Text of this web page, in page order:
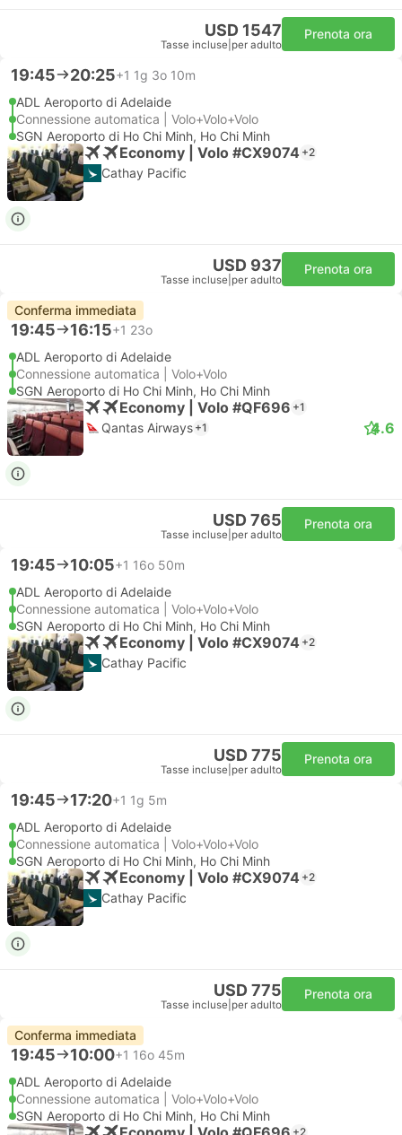
USD 1547
Tasse incluse per adulto
Prenota ora
19:45 20:25+1 1g 3o 10m
ADL Aeroporto di Adelaide
Connessione automatica | Volo+Volo+Volo
SGN Aeroporto di Ho Chi Minh, Ho Chi Minh
Economy | Volo #CX9074 +2
Cathay Pacific
USD 937
Tasse incluse per adulto
Prenota ora
Conferma immediata
19:45 16:15+1 23o
ADL Aeroporto di Adelaide
Connessione automatica | Volo+Volo
SGN Aeroporto di Ho Chi Minh, Ho Chi Minh
Economy | Volo #QF696 +1
Qantas Airways +1 4.6
USD 765
Tasse incluse per adulto
Prenota ora
19:45 10:05+1 16o 50m
ADL Aeroporto di Adelaide
Connessione automatica | Volo+Volo+Volo
SGN Aeroporto di Ho Chi Minh, Ho Chi Minh
Economy | Volo #CX9074 +2
Cathay Pacific
USD 775
Tasse incluse per adulto
Prenota ora
19:45 17:20+1 1g 5m
ADL Aeroporto di Adelaide
Connessione automatica | Volo+Volo+Volo
SGN Aeroporto di Ho Chi Minh, Ho Chi Minh
Economy | Volo #CX9074 +2
Cathay Pacific
USD 775
Tasse incluse per adulto
Prenota ora
Conferma immediata
19:45 10:00+1 16o 45m
ADL Aeroporto di Adelaide
Connessione automatica | Volo+Volo+Volo
SGN Aeroporto di Ho Chi Minh, Ho Chi Minh
+2